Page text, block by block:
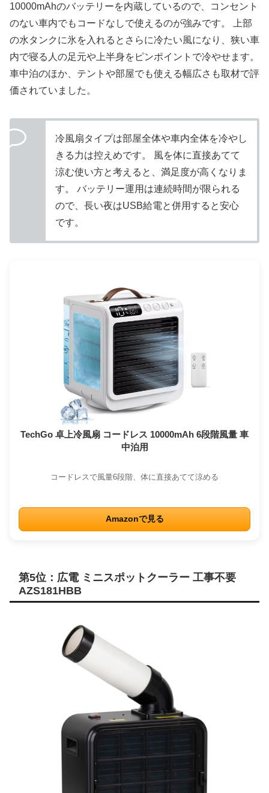
10000mAhのバッテリーを内蔵しているので、コンセント
のない車内でもコードなしで使えるのが強みです。 上部
の水タンクに氷を入れるとさらに冷たい風になり、狭い車
内で寝る人の足元や上半身をピンポイントで冷やせます。
車中泊のほか、テントや部屋でも使える幅広さも取材で評
価されていました。
冷風扇タイプは部屋全体や車内全体を冷やし
きる力は控えめです。 風を体に直接あてて
涼む使い方と考えると、満足度が高くなりま
す。 バッテリー運用は連続時間が限られる
ので、長い夜はUSB給電と併用すると安心
です。
TechGo 卓上冷風扇 コードレス 10000mAh 6段階風量 車
中泊用
コードレスで風量6段階、体に直接あてて涼める
Amazonで見る
第5位：広電 ミニスポットクーラー 工事不要
AZS181HBB